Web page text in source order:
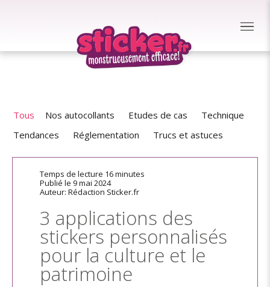
Tous Nos autocollants Etudes de cas
Technique
Tendances
Réglementation Trucs et astuces
Temps de lecture 16 minutes
Publié le 9 mai 2024
Auteur: Rédaction Sticker.fr
3 applications des
stickers personnalisés
pour la culture et le
patrimoine